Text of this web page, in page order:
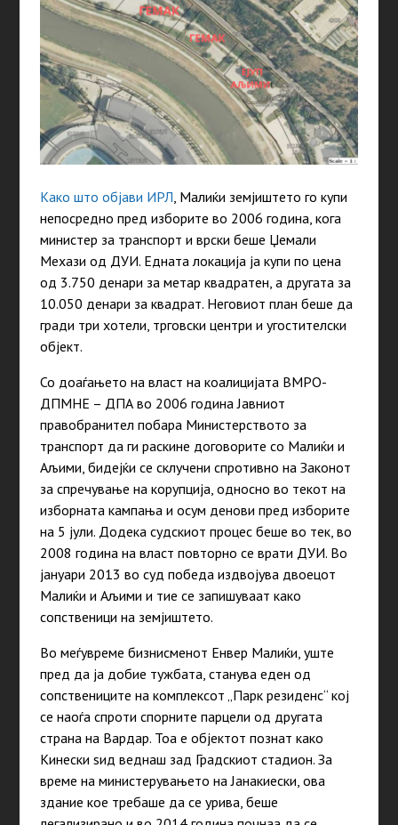
Како што објави ИРЛ, Малиќи земјиштето го купи
непосредно пред изборите во 2006 година, кога
министер за транспорт и врски беше Џемали
Мехази од ДУИ. Едната локација ја купи по цена
од 3.750 денари за метар квадратен, а другата за
10.050 денари за квадрат. Неговиот план беше да
гради три хотели, трговски центри и угостителски
објект.
Со доаѓањето на власт на коалицијата ВМРО-
ДПМНЕ – ДПА во 2006 година Јавниот
правобранител побара Министерството за
транспорт да ги раскине договорите со Малиќи и
Аљими, бидејќи се склучени спротивно на Законот
за спречување на корупција, односно во текот на
изборната кампања и осум денови пред изборите
на 5 јули. Додека судскиот процес беше во тек, во
2008 година на власт повторно се врати ДУИ. Во
јануари 2013 во суд победа издвојува двоецот
Малиќи и Аљими и тие се запишуваат како
сопственици на земјиштето.
Во меѓувреме бизнисменот Енвер Малиќи, уште
пред да ја добие тужбата, станува еден од
сопствениците на комплексот „Парк резиденс“ кој
се наоѓа спроти спорните парцели од другата
страна на Вардар. Тоа е објектот познат како
Кинески ѕид веднаш зад Градскиот стадион. За
време на министерувањето на Јанакиески, ова
здание кое требаше да се урива, беше